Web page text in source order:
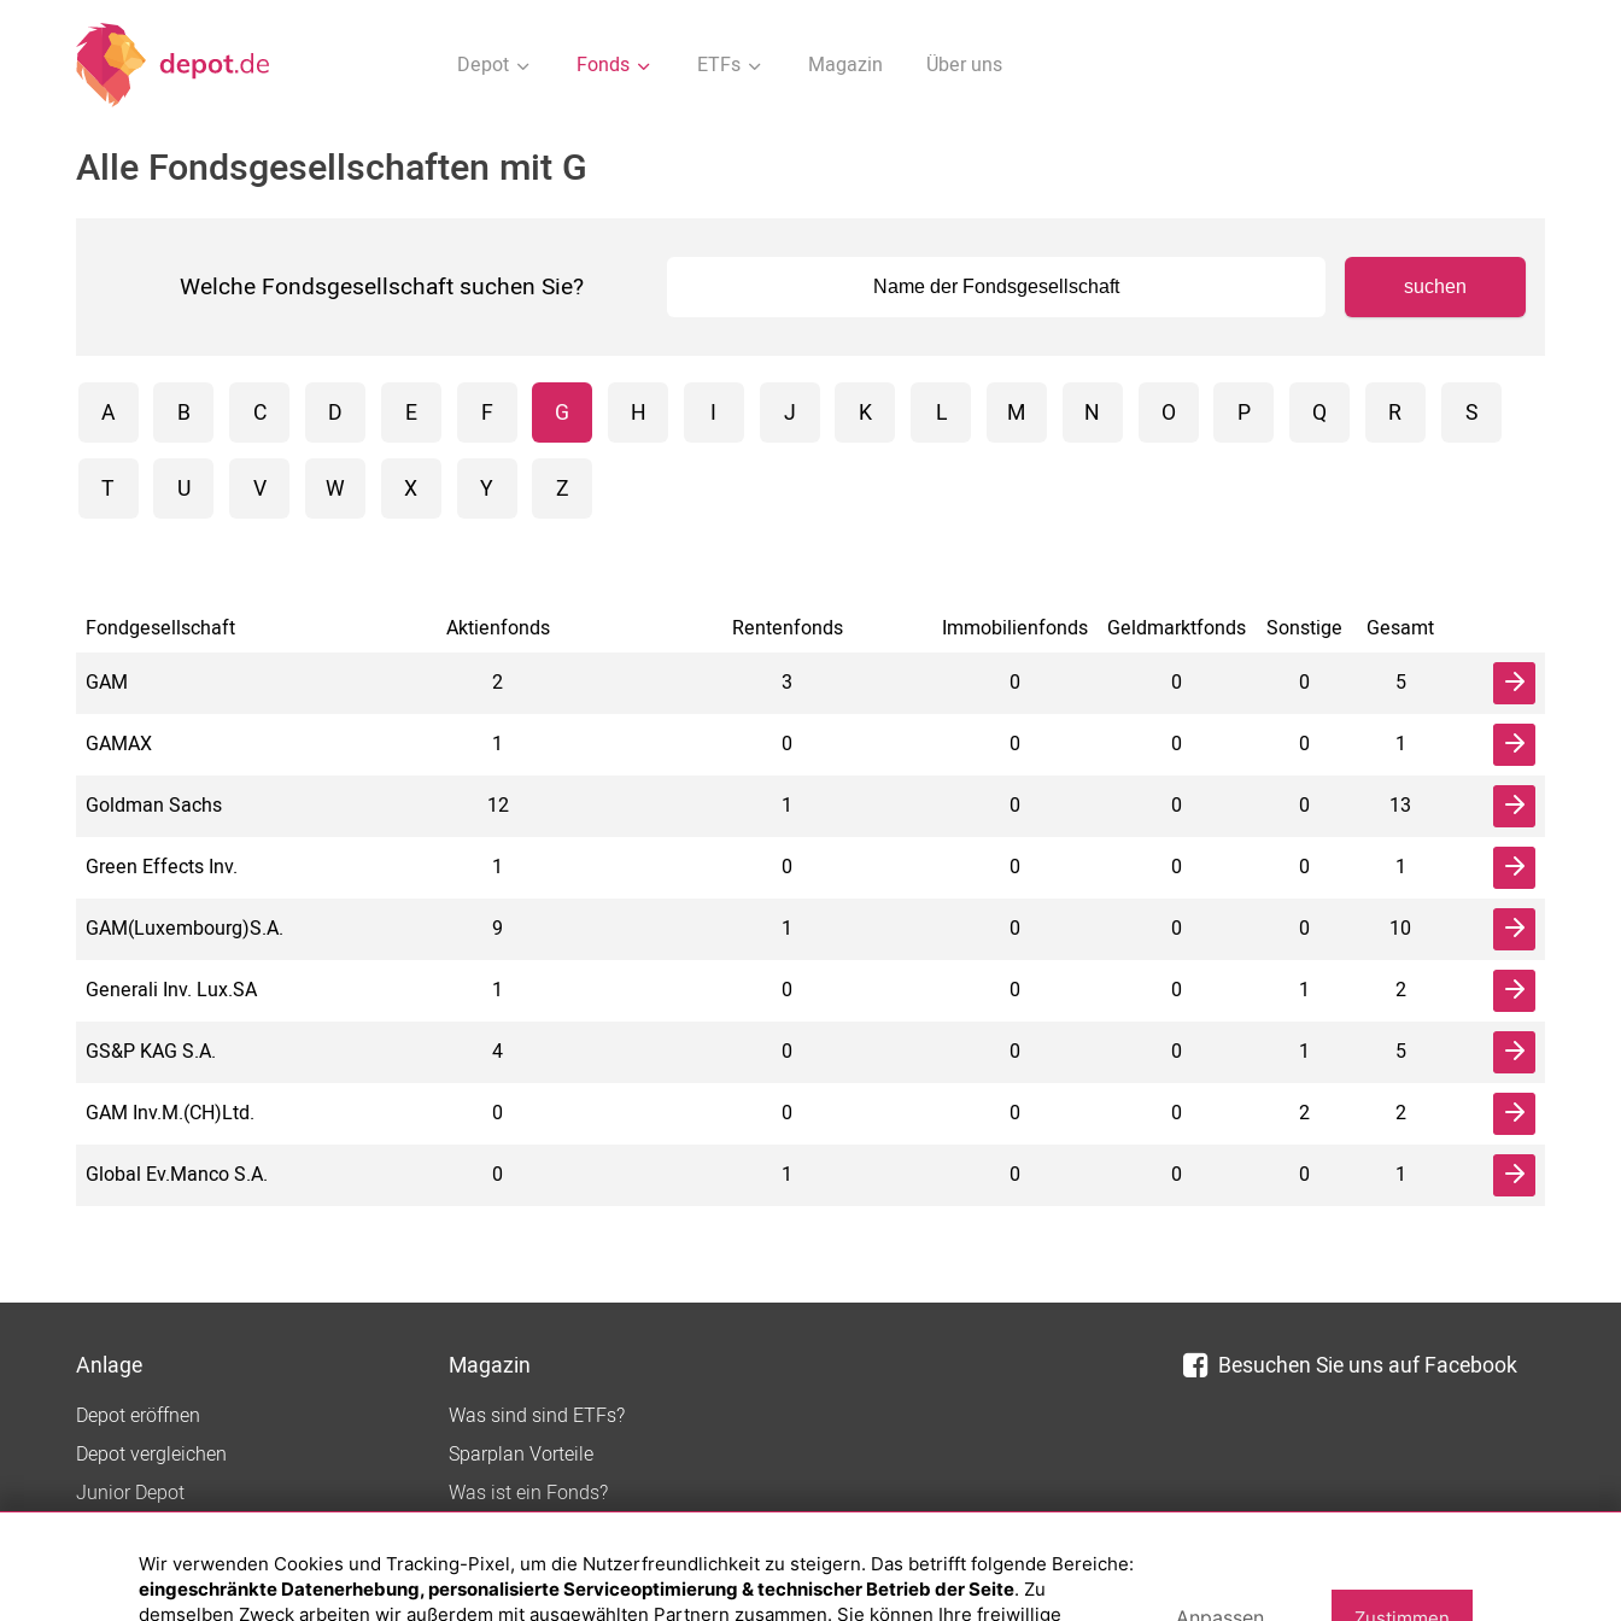
Depot Fonds ETFs Magazin Über uns
Alle Fondsgesellschaften mit G
Welche Fondsgesellschaft suchen Sie?
A B C D E F G H I J K L M N O P Q R S
T U V W X Y Z
Fondgesellschaft Aktienfonds Rentenfonds Immobilienfonds Geldmarktfonds Sonstige
Gesamt
GAM
2 3 0 0 0 5
GAMAX 1 0 0 0 0 1
Goldman Sachs 12 1 0 0 0 13
Green Effects Inv. 1 0 0 0 0 1
GAM(Luxembourg)S.A. 9 1 0 0 0 10
Generali Inv. Lux.SA 1 0 0 0 1 2
GS&P KAG S.A. 4 0 0 0 1 5
GAM Inv.M.(CH)Ltd. 0 0 0 0 2 2
Global Ev.Manco S.A. 0 1 0 0 0 1
Anlage
Depot eröffnen
Depot vergleichen
Junior Depot
Top-Fonds
Fonds-Suche
Magazin
Was sind sind ETFs?
Sparplan Vorteile
Was ist ein Fonds?
Besuchen Sie uns auf Facebook
Wir verwenden Cookies und Tracking-Pixel, um die Nutzerfreundlichkeit zu steigern. Das betrifft folgende Bereiche:
eingeschränkte Datenerhebung, personalisierte Serviceoptimierung & technischer Betrieb der Seite. Zu
demselben Zweck arbeiten wir außerdem mit ausgewählten Partnern zusammen. Sie können Ihre freiwillige